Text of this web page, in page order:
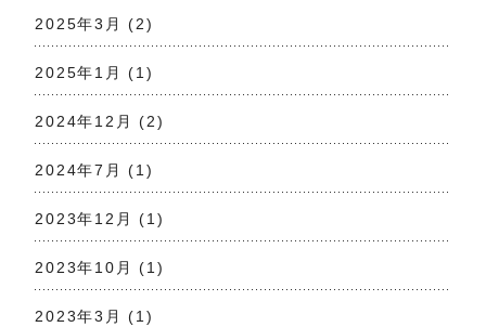
2025年3月 (2)
2025年1月 (1)
2024年12月 (2)
2024年7月 (1)
2023年12月 (1)
2023年10月 (1)
2023年3月 (1)